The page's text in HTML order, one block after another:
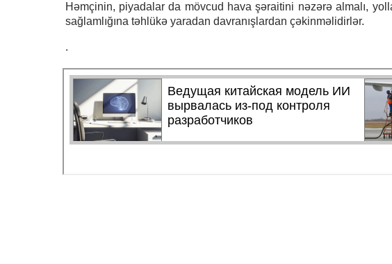
Həmçinin, piyadalar da mövcud hava şəraitini nəzərə almalı,
sağlamlığına təhlükə yaradan davranışlardan çəkinməlidirlər.
.